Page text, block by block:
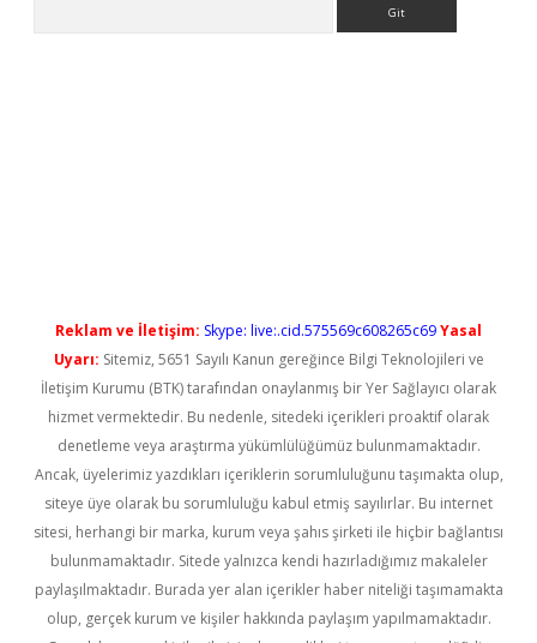
Reklam ve İletişim: Skype: live:.cid.575569c608265c69Yasal
Uyarı: Sitemiz, 5651 Sayılı Kanun gereğince Bilgi Teknolojileri ve
İletişim Kurumu (BTK) tarafından onaylanmış bir Yer Sağlayıcı olarak
hizmet vermektedir. Bu nedenle, sitedeki içerikleri proaktif olarak
denetleme veya araştırma yükümlülüğümüz bulunmamaktadır.
Ancak, üyelerimiz yazdıkları içeriklerin sorumluluğunu taşımakta olup,
siteye üye olarak bu sorumluluğu kabul etmiş sayılırlar. Bu internet
sitesi, herhangi bir marka, kurum veya şahıs şirketi ile hiçbir bağlantısı
bulunmamaktadır. Sitede yalnızca kendi hazırladığımız makaleler
paylaşılmaktadır. Burada yer alan içerikler haber niteliği taşımamakta
olup, gerçek kurum ve kişiler hakkında paylaşım yapılmamaktadır.